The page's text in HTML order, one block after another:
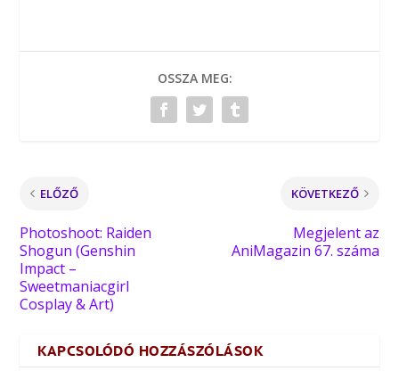
OSSZA MEG:
ELŐZŐ
Photoshoot: Raiden
Shogun (Genshin
Impact –
Sweetmaniacgirl
Cosplay & Art)
KÖVETKEZŐ
Megjelent az
AniMagazin 67. száma
KAPCSOLÓDÓ HOZZÁSZÓLÁSOK